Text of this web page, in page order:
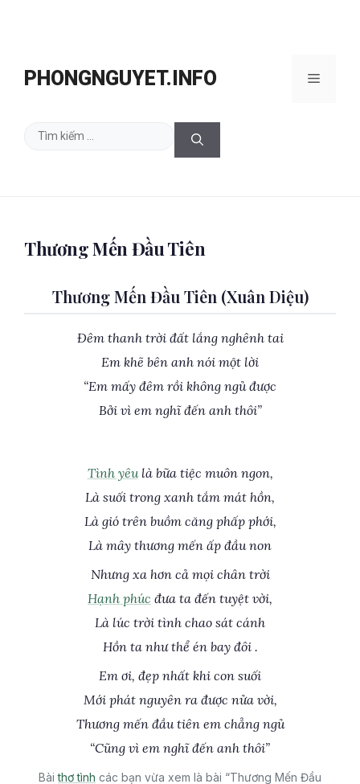
PHONGNGUYET.INFO Menu
Tìm
Thương Mến Đầu Tiên
Thương Mến Đầu Tiên (Xuân Diệu)
Đêm thanh trời đất lắng nghênh tai
Em khẽ bên anh nói một lời
“Em mấy đêm rồi không ngủ được
Bởi vì em nghĩ đến anh thôi”
Tình yêulà bữa tiệc muôn ngon,
Là suối trong xanh tắm mát hồn,
Là gió trên buồm căng phấp phới,
Là mây thương mến ấp đầu non
Nhưng xa hơn cả mọi chân trời
Hạnh phúc đưa ta đến tuyệt vời,
Là lúc trời tình chao sát cánh
Hồn ta như thể én bay đôi .
Em ơi, đẹp nhất khi con suối
Mới phát nguyên ra được nửa vời,
Thương mến đầu tiên em chẳng ngủ
“Cũng vì em nghĩ đến anh thôi”
Bàithơ tình các bạn vừa xem là bài “Thương Mến Đầu